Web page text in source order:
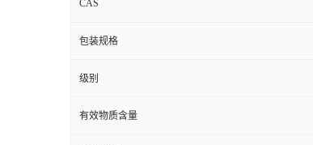
CAS
包装规格
级别
有效物质含量